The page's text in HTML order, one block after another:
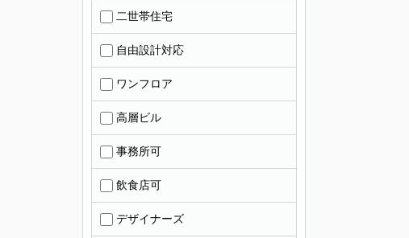
二世帯住宅
自由設計対応
ワンフロア
高層ビル
事務所可
飲食店可
デザイナーズ